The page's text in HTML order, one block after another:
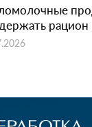
рацион